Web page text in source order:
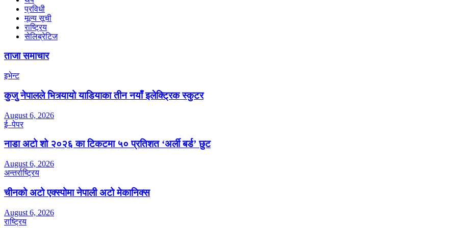
प्रविधी
मूल्य सूची
राष्ट्रिय
सेलिब्रेटिज
ताजा समाचार
इभेन्ट
कुजु नेपालले भित्र्यायो याडियाका तीन नयाँ इलेक्ट्रिक स्कुटर
August 6, 2026
ई–पेपर
नाडा अटो शो २०२६ का टिकटमा ५० प्रतिशत ‘अर्ली बर्ड’ छुट
August 6, 2026
अन्तर्राष्ट्रिय
चीनको अटो एक्स्पोमा नेपाली अटो मेकानिक्स
August 6, 2026
राष्ट्रिय